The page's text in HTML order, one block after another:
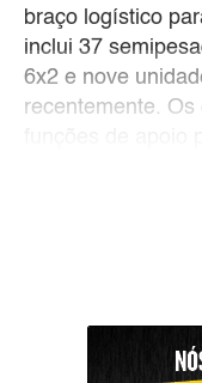
braço logístico
inclui 37
6x2 e nove
recentemente.